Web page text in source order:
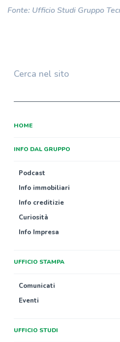
Fonte: Ufficio Studi Gruppo
Cerca nel sito
HOME
INFO DAL GRUPPO
Podcast
Info immobiliari
Info creditizie
Curiosità
Info Impresa
UFFICIO STAMPA
Comunicati
Eventi
UFFICIO STUDI